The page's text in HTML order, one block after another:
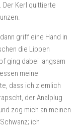
Der Kerl quittierte
griff eine Hand in
die Lippen
ging dabei langsam
meine
dass ich ziemlich
der Analplug
zog mich an meinen
ich